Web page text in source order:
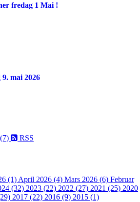
fredag 1 Mai !
mai 2026
RSS
(1) April 2026 (4) Mars 2026 (6) Februar
(32) 2023 (22) 2022 (27) 2021 (25) 2020
2017 (22) 2016 (9) 2015 (1)